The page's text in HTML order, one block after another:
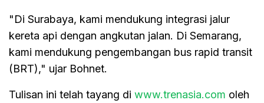
"Di Surabaya, kami mendukung integrasi jalur
kereta api dengan angkutan jalan. Di Semarang,
kami mendukung pengembangan bus rapid transit
(BRT)," ujar Bohnet.
Tulisan ini telah tayang di www.trenasia.com oleh